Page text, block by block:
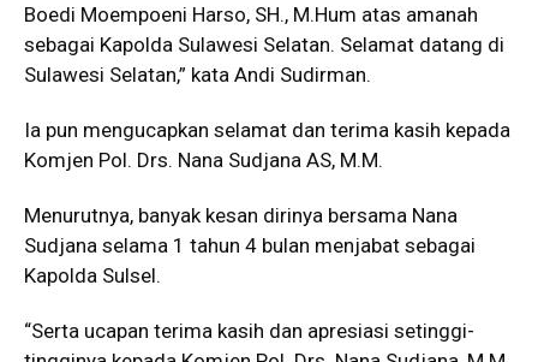
Boedi Moempoeni Harso, SH., M.Hum atas amanah
sebagai Kapolda Sulawesi Selatan. Selamat datang di
Sulawesi Selatan,” kata Andi Sudirman.
Ia pun mengucapkan selamat dan terima kasih kepada
Komjen Pol. Drs. Nana Sudjana AS, M.M.
Menurutnya, banyak kesan dirinya bersama Nana
Sudjana selama 1 tahun 4 bulan menjabat sebagai
Kapolda Sulsel.
“Serta ucapan terima kasih dan apresiasi setinggi-